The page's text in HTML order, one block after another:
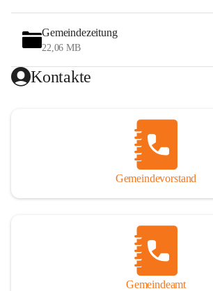
Gemeindezeitung
22,06 MB
Kontakte
Gemeindevorstand
Gemeindeamt